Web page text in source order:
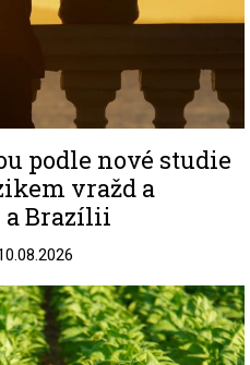
podle nové studie
vražd a
a Brazílii